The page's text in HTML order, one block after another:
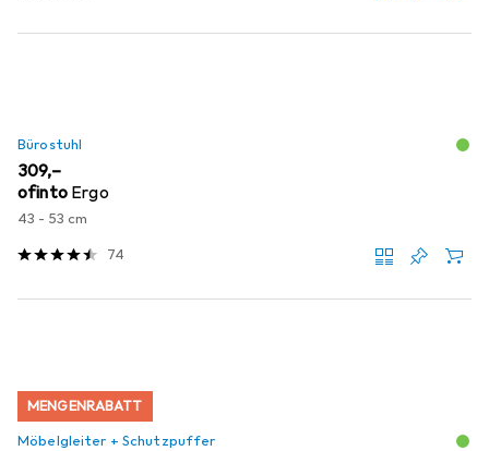
Bürostuhl
EUR
309,–
ofinto Ergo
43 - 53 cm
74
MENGENRABATT
Möbelgleiter + Schutzpuffer